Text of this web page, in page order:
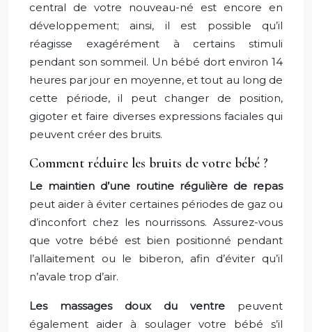
central de votre nouveau-né est encore en
développement; ainsi, il est possible qu’il
réagisse exagérément à certains stimuli
pendant son sommeil. Un bébé dort environ 14
heures par jour en moyenne, et tout au long de
cette période, il peut changer de position,
gigoter et faire diverses expressions faciales qui
peuvent créer des bruits.
Comment réduire les bruits de votre bébé ?
Le maintien d’une routine régulière de repas
peut aider à éviter certaines périodes de gaz ou
d’inconfort chez les nourrissons. Assurez-vous
que votre bébé est bien positionné pendant
l’allaitement ou le biberon, afin d’éviter qu’il
n’avale trop d’air.
Les massages doux du ventre peuvent
également aider à soulager votre bébé s’il